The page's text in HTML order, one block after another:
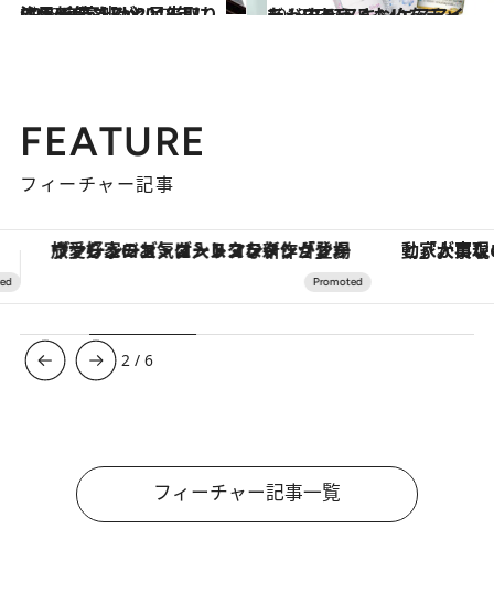
2018.1.1
CREA美容班が2018年に注目！ 春をひと足先取りする新作コスメ
ビューティ＆ヘルス 2018.3.16
たっぷりうるおいをチャージする スキンケアアイテムBEST5
ビューティ＆ヘルス
FEATURE
フィーチャー記事
「大事なのは地域の意識を変えること」。ロレックス賞受賞の自然保護活動家が実現させたナイジェリアの自然環境の復活 【銀座で出合う最旬美容】美髪ケアや上質
3 /6
フィーチャー記事一覧